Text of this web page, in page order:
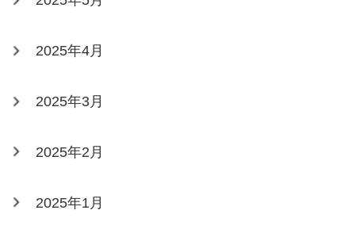
2025年4月
2025年3月
2025年2月
2025年1月